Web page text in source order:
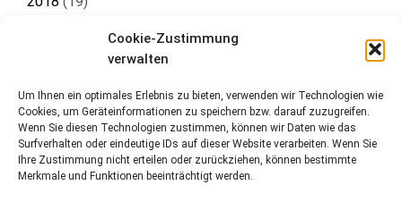
Cookie-Zustimmung
verwalten
Um Ihnen ein optimales Erlebnis zu bieten, verwenden wir Technologien wie
Cookies, um Geräteinformationen zu speichern bzw. darauf zuzugreifen.
Wenn Sie diesen Technologien zustimmen, können wir Daten wie das
Surfverhalten oder eindeutige IDs auf dieser Website verarbeiten. Wenn Sie
Ihre Zustimmung nicht erteilen oder zurückziehen, können bestimmte
Merkmale und Funktionen beeinträchtigt werden.